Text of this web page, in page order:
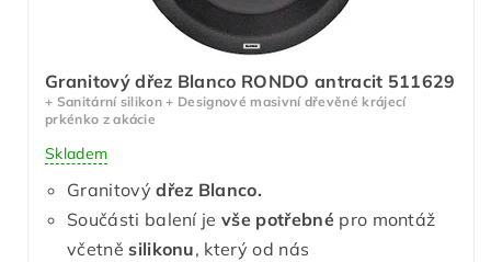
Granitový dřez Blanco RONDO antracit 511629
+ Sanitární silikon + Designové masivní dřevěné krájecí
prkénko z akácie
Skladem
Granitový dřez Blanco.
Součásti balení jevše potřebnépro montáž
včetněsilikonu, který od nás